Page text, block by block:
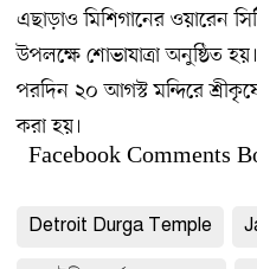
এছাড়াও মিশিগানের ওয়ারেন
উপলক্ষে শোভাযাত্রা অনুষ্ঠিত
পরদিন ২০ আগস্ট মন্দিরে
করা হয়।
Facebook Comments
Detroit Durga Temple